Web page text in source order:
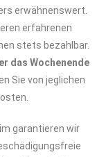
erwähnenswert.
erfahrenen
stets bezahlbar.
das Wochenende
Sie von jeglichen
garantieren wir